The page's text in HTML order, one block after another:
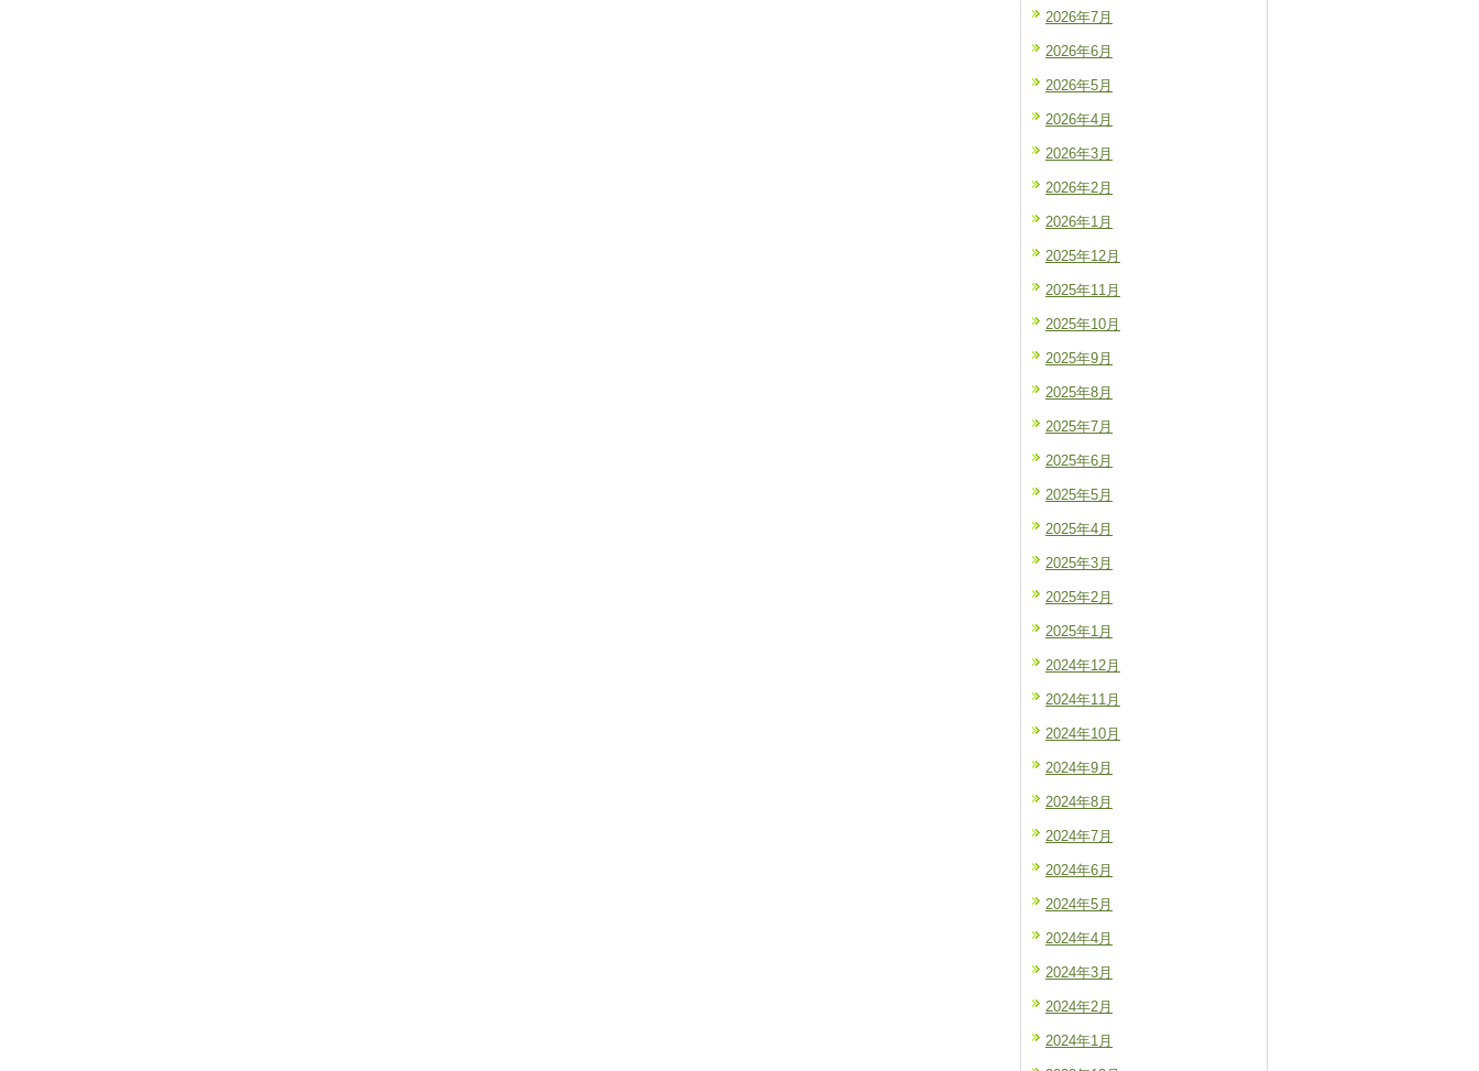
2026年7月
2026年6月
2026年5月
2026年4月
2026年3月
2026年2月
2026年1月
2025年12月
2025年11月
2025年10月
2025年9月
2025年8月
2025年7月
2025年6月
2025年5月
2025年4月
2025年3月
2025年2月
2025年1月
2024年12月
2024年11月
2024年10月
2024年9月
2024年8月
2024年7月
2024年6月
2024年5月
2024年4月
2024年3月
2024年2月
2024年1月